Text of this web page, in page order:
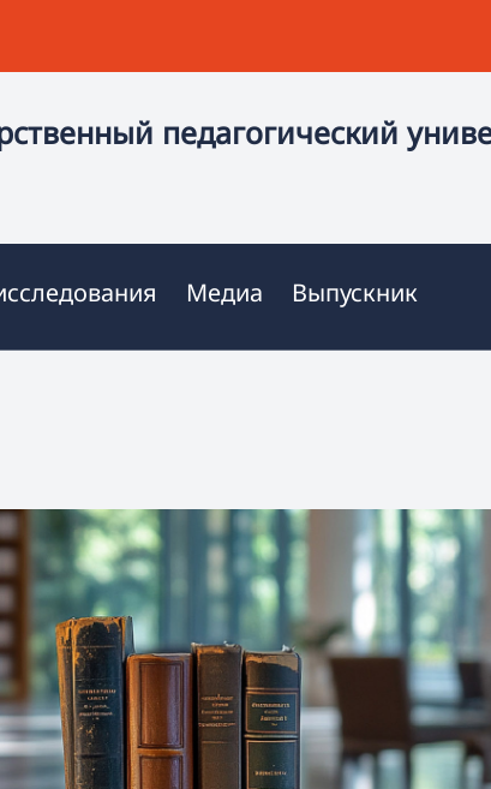
педагогический
Медиа Выпускник